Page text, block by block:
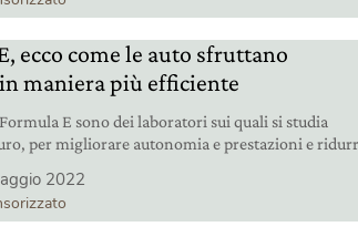
ecco come le auto sfruttano
maniera più efficiente
E sono dei laboratori sui quali si studia
per migliorare autonomia e prestazioni e
2022